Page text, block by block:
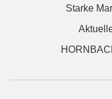
Starke